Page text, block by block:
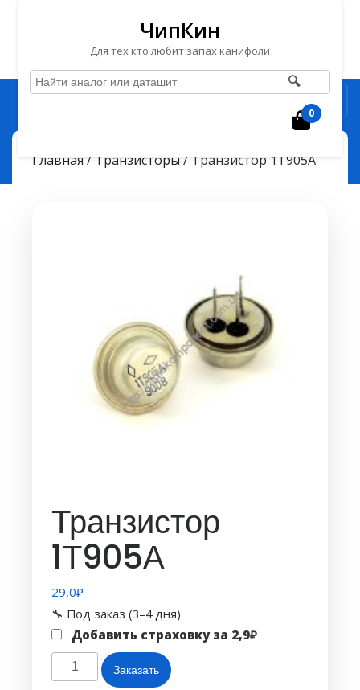
Перейти
содержимому
ЧипКин
Для тех кто любит запах канифоли
🔍
0
ЧипКин> > Транзистор 1Т905А
Главная/ Транзисторы/ Транзистор 1Т905А
Транзистор
1Т905А
29,0₽
🔧 Под заказ (3–4 дня)
Добавить страховку за 2,9₽
Количество
товара
Заказать